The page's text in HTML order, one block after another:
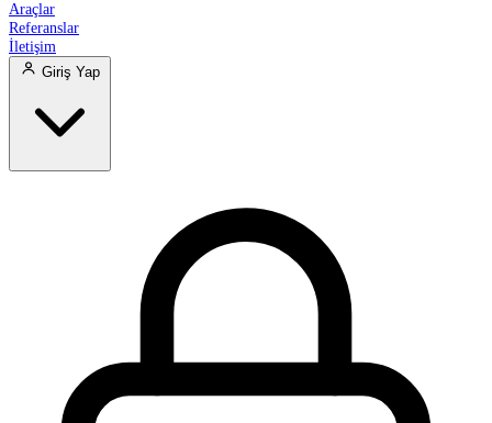
Araçlar
Referanslar
İletişim
Giriş Yap